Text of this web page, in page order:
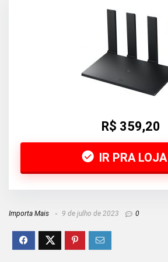
R$ 359,20
IR PRA LOJA
Importa Mais 9 de julho de 2023 0